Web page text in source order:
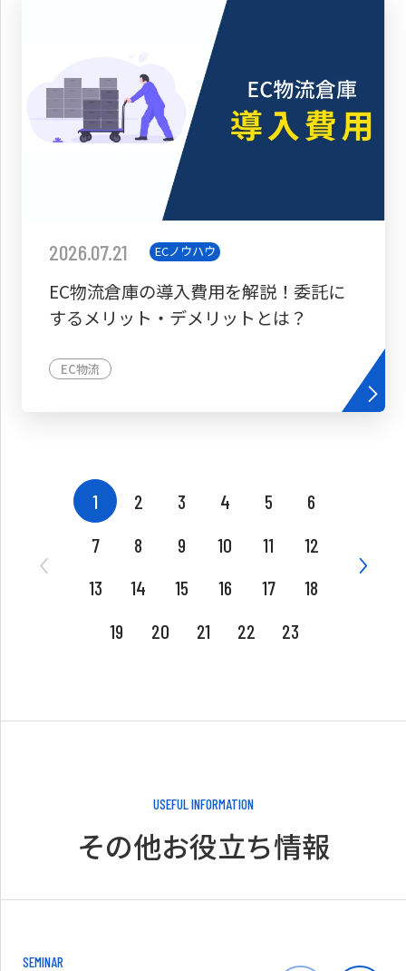
2026.07.21 ECノウハウ
EC物流倉庫の導入費用を解説！委託に
するメリット・デメリットとは？
EC物流
1 2 3 4 5
6
7
8 9 10 11
12
13
14 15 16 17
18
19
20 21 22 23
USEFUL INFORMATION
その他お役立ち情報
SEMINAR